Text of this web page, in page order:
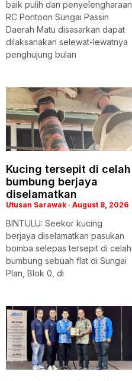
baik pulih dan penyelengharaan
RC Pontoon Sungai Passin
Daerah Matu disasarkan dapat
dilaksanakan selewat-lewatnya
penghujung bulan
Kucing tersepit di celah
bumbung berjaya
diselamatkan
Utusan Sarawak August 8, 2026
BINTULU: Seekor kucing
berjaya diselamatkan pasukan
bomba selepas tersepit di celah
bumbung sebuah flat di Sungai
Plan, Blok 0, di